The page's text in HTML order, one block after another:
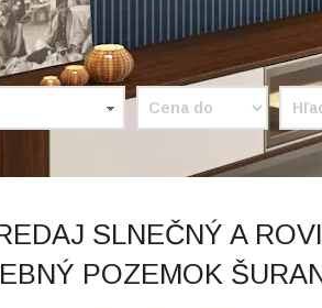
SLNEČNÝ A
POZEMOK